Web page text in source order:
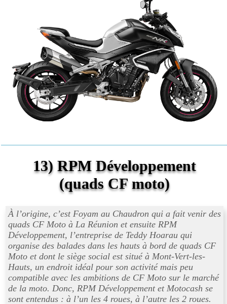
13) RPM Développement
(quads CF moto)
À l’origine, c’est Foyam au Chaudron qui a fait venir des
quads CF Moto à La Réunion et ensuite RPM
Développement, l’entreprise de Teddy Hoarau qui
organise des balades dans les hauts à bord de quads CF
Moto et dont le siège social est situé à Mont-Vert-les-
Hauts, un endroit idéal pour son activité mais peu
compatible avec les ambitions de CF Moto sur le marché
de la moto. Donc, RPM Développement et Motocash se
sont entendus : à l’un les 4 roues, à l’autre les 2 roues.